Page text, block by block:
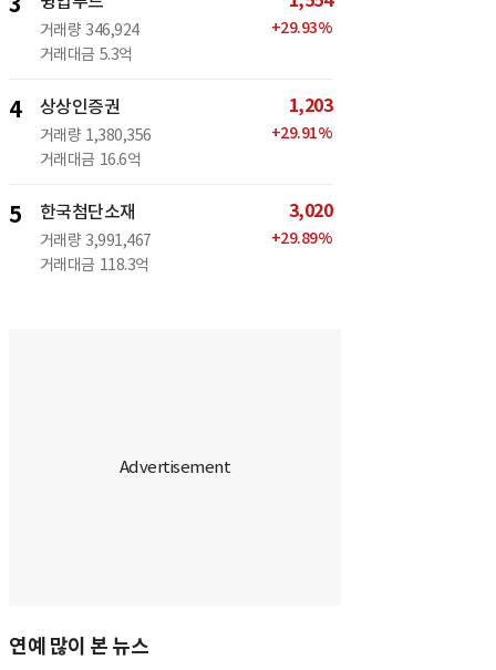
거래량 346,924
거래대금 5.3억
+29.93%
4 상상인증권
거래량 1,380,356
거래대금 16.6억
1,203
+29.91%
5 한국첨단소재
거래량 3,991,467
거래대금 118.3억
3,020
+29.89%
연예 많이 본 뉴스